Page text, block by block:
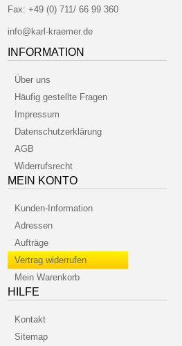
Fax: +49 (0) 711/ 66 99 360
info@karl-kraemer.de
INFORMATION
Über uns
Häufig gestellte Fragen
Impressum
Datenschutzerklärung
AGB
Widerrufsrecht
MEIN KONTO
Kunden-Information
Adressen
Aufträge
Vertrag widerrufen
Mein Warenkorb
HILFE
Kontakt
Sitemap